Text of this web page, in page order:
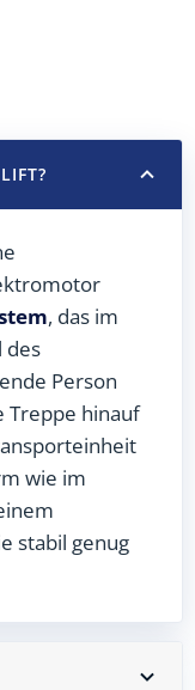
, das im
des
Person
Treppe hinauf
wie im
stabil genug